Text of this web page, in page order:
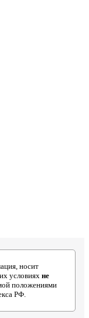
носит
условиях не
положениями
РФ.